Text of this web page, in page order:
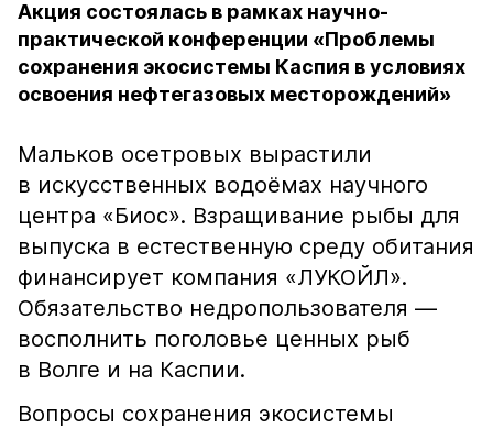
Акция состоялась в рамках научно-
практической конференции «Проблемы
сохранения экосистемы Каспия в условиях
освоения нефтегазовых месторождений»
Мальков осетровых вырастили
в искусственных водоёмах научного
центра «Биос». Взращивание рыбы для
выпуска в естественную среду обитания
финансирует компания «ЛУКОЙЛ».
Обязательство недропользователя —
восполнить поголовье ценных рыб
в Волге и на Каспии.
Вопросы сохранения экосистемы